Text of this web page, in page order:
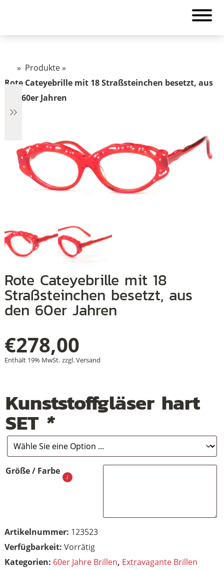
» Produkte»
Rote Cateyebrille mit 18 Straßsteinchen besetzt, aus
den 60er Jahren
Rote Cateyebrille mit 18
Straßsteinchen besetzt, aus
den 60er Jahren
€278,00
Enthält 19% MwSt. zzgl.Versand
Kunststoffgläser hart
SET *
Größe / Farbe
Artikelnummer: 123523
Vorrätig
Kategorien: 60er Jahre Brillen, Extravagante Brillen
+
+